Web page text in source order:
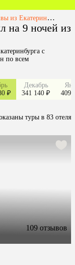
Екатеринбурга
на 9 ночей из
с
по всем
₽
Декабрь
341 140 ₽
409
туры в 83 отеля
109 отзывов